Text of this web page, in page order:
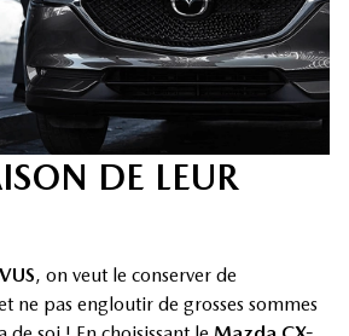
DE LEUR
VUS, on veut le conserver de
ne pas engloutir de grosses sommes